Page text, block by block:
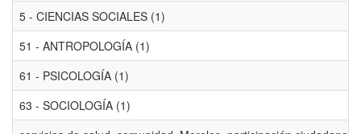
5 - CIENCIAS SOCIALES (1)
51 - ANTROPOLOGÍA (1)
61 - PSICOLOGÍA (1)
63 - SOCIOLOGÍA (1)